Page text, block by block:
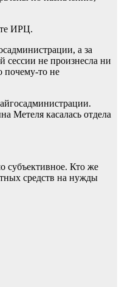
ИРЦ.
а за
не произнесла ни
почему-то не
Метеля касалась отдела
субъективное. Кто же
средств на нужды